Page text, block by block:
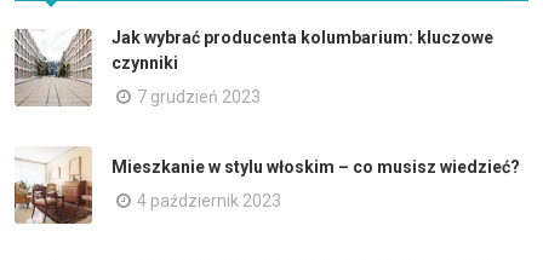
Jak wybrać producenta kolumbarium: kluczowe
czynniki
7 grudzień 2023
Mieszkanie w stylu włoskim – co musisz wiedzieć?
4 październik 2023